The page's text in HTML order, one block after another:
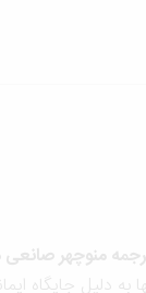
منوچهر
به دلیل جایگاه